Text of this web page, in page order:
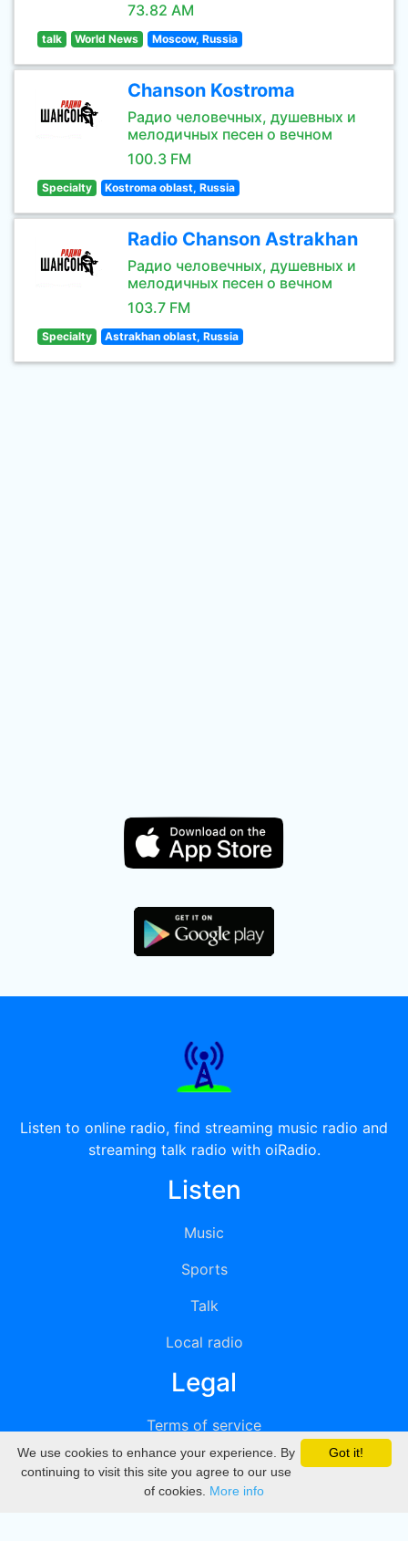
73.82 AM
talk World News Moscow, Russia
Chanson Kostroma
Радио человечных, душевных и
мелодичных песен о вечном
100.3 FM
Specialty Kostroma oblast, Russia
Radio Chanson Astrakhan
Радио человечных, душевных и
мелодичных песен о вечном
103.7 FM
Specialty Astrakhan oblast, Russia
Listen to online radio, find streaming music radio and
streaming talk radio with oiRadio.
Listen
Music
Sports
Talk
Local radio
Legal
Terms of service
Privacy
DMCA
Got it!
We use cookies to enhance your experience. By
continuing to visit this site you agree to our use
of cookies. More info